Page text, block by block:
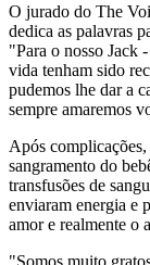
O jurado do The
dedica as palavras
"Para o nosso Jack
vida tenham sido
pudemos lhe dar a
sempre amaremos
Após
sangramento do
transfusões de
enviaram energia e
amor e realmente o
"Somos muito